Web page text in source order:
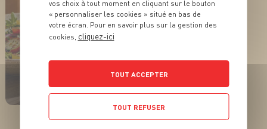
ACTUALITÉ
L’huile qui fait toute la
différence !
EN SAVOIR PLUS
vos choix à tout moment en cliquant sur le bouton
« personnaliser les cookies » situé en bas de
votre écran. Pour en savoir plus sur la gestion des
cookies, cliquez-ici
TOUT ACCEPTER
TOUT REFUSER